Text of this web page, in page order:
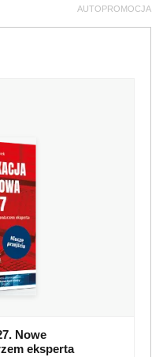
AUTOPROMOCJA
Nowe
eksperta